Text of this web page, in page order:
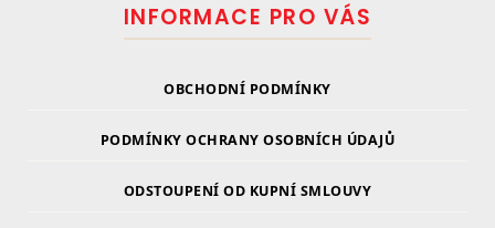
INFORMACE PRO VÁS
OBCHODNÍ PODMÍNKY
PODMÍNKY OCHRANY OSOBNÍCH ÚDAJŮ
ODSTOUPENÍ OD KUPNÍ SMLOUVY